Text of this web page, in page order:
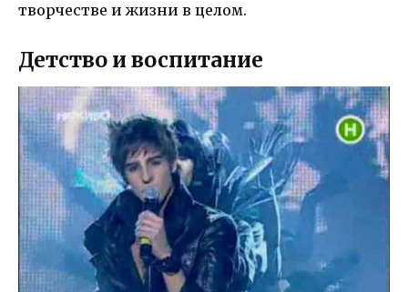
творчестве и жизни в целом.
Детство и воспитание